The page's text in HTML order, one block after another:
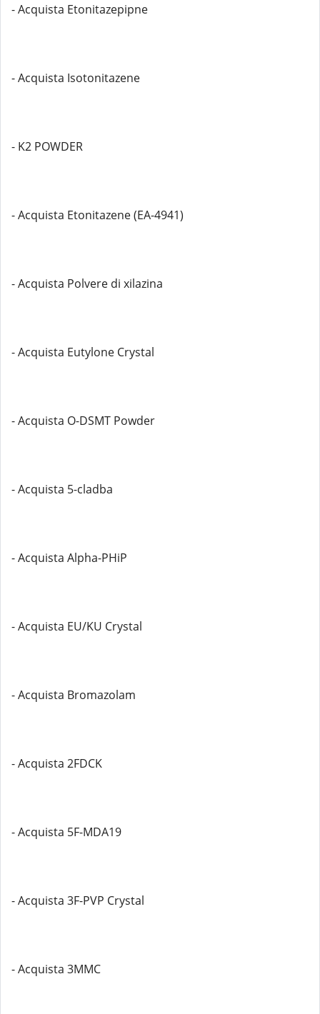
- Acquista Etonitazepipne
- Acquista Isotonitazene
- K2 POWDER
- Acquista Etonitazene (EA-4941)
- Acquista Polvere di xilazina
- Acquista Eutylone Crystal
- Acquista O-DSMT Powder
- Acquista 5-cladba
- Acquista Alpha-PHiP
- Acquista EU/KU Crystal
- Acquista Bromazolam
- Acquista 2FDCK
- Acquista 5F-MDA19
- Acquista 3F-PVP Crystal
- Acquista 3MMC